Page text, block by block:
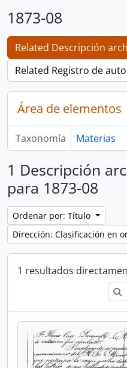
1873-08
Related Descripción
Related Registro de
Área de elementos
Taxonomía Materias
1 Descripción
para 1873-08
Ordenar por: Título
Dirección: Clasificación en
1 resultados